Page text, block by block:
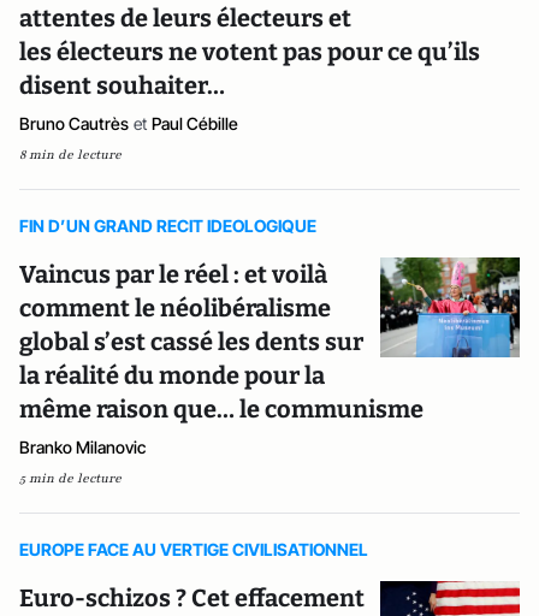
attentes de leurs électeurs et
les électeurs ne votent pas pour ce qu’ils
disent souhaiter…
Bruno Cautrès et Paul Cébille
8 min de lecture
FIN D’UN GRAND RECIT IDEOLOGIQUE
Vaincus par le réel : et voilà
comment le néolibéralisme
global s’est cassé les dents sur
la réalité du monde pour la
même raison que… le communisme
Branko Milanovic
5 min de lecture
EUROPE FACE AU VERTIGE CIVILISATIONNEL
Euro-schizos ? Cet effacement